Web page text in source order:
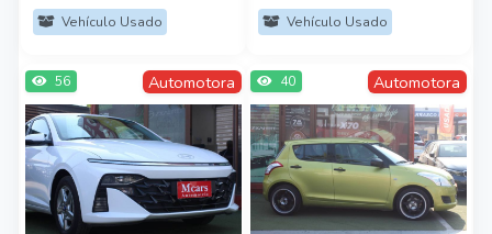
Vehículo Usado
Vehículo Usado
Automotora
56 Automotora
40